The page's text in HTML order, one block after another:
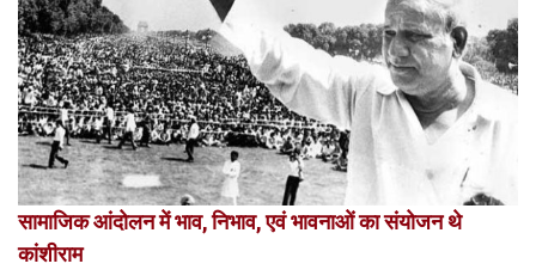
सामाजिक आंदोलन में भाव, निभाव, एवं भावनाओं का संयोजन थे
कांशीराम